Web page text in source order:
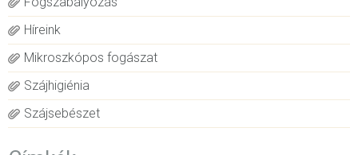
Híreink
Mikroszkópos fogászat
Szájhigiénia
Szájsebészet